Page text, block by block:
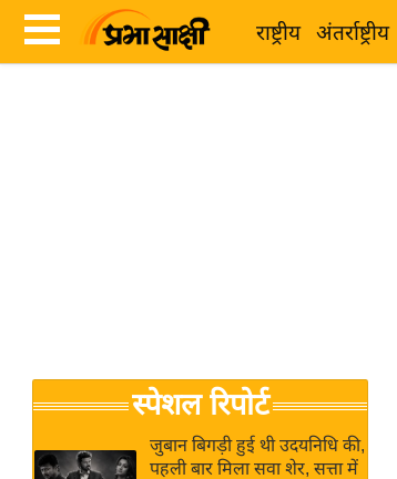
राष्ट्रीय अंतर्राष्ट्रीय
Breaking
News in
Hindi
जगत
राय
स्पेशल रिपोर्ट
जुबान बिगड़ी हुई थी उदयनिधि की,
पहली बार मिला सवा शेर, सत्ता में